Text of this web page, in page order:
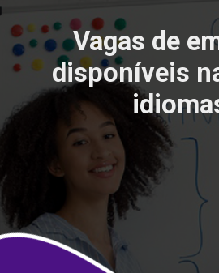
Vagas de
disponíveis